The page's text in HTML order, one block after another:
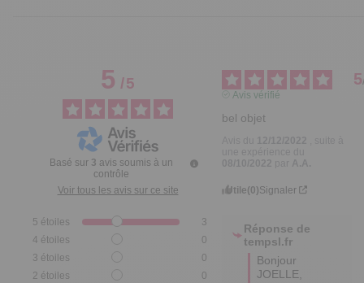
5/5
Basé sur 3 avis soumis à un
contrôle
Voir tous les avis sur ce site
5 étoiles
3
4 étoiles
0
3 étoiles
0
2 étoiles
0
5
Avis vérifié
bel objet
Utile(0)Signaler
Réponse de
tempsl.fr
Bonjour
JOELLE,